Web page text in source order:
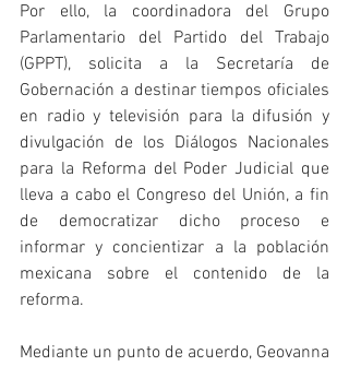
Por ello, la coordinadora del Grupo
Parlamentario del Partido del Trabajo
(GPPT), solicita a la Secretaría de
Gobernación a destinar tiempos oficiales
en radio y televisión para la difusión y
divulgación de los Diálogos Nacionales
para la Reforma del Poder Judicial que
lleva a cabo el Congreso del Unión, a fin
de democratizar dicho proceso e
informar y concientizar a la población
mexicana sobre el contenido de la
reforma.
Mediante un punto de acuerdo, Geovanna